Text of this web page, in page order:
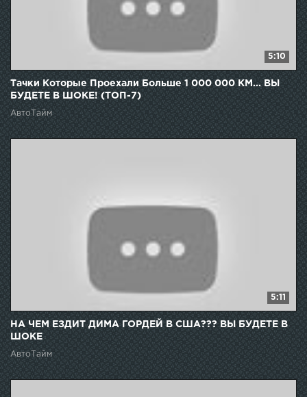
5:10
Тачки Которые Проехали Больше 1 000 000 КМ... ВЫ
БУДЕТЕ В ШОКЕ! (ТОП-7)
АвтоТайм
5:11
НА ЧЕМ ЕЗДИТ ДИМА ГОРДЕЙ В США??? ВЫ БУДЕТЕ В
ШОКЕ
АвтоТайм